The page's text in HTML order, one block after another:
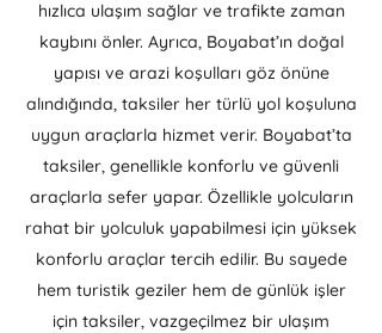
hızlıca ulaşım sağlar ve trafikte zaman
kaybını önler. Ayrıca, Boyabat’ın doğal
yapısı ve arazi koşulları göz önüne
alındığında, taksiler her türlü yol koşuluna
uygun araçlarla hizmet verir. Boyabat’ta
taksiler, genellikle konforlu ve güvenli
araçlarla sefer yapar. Özellikle yolcuların
rahat bir yolculuk yapabilmesi için yüksek
konforlu araçlar tercih edilir. Bu sayede
hem turistik geziler hem de günlük işler
için taksiler, vazgeçilmez bir ulaşım